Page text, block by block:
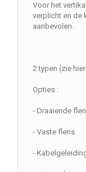
Voor het
verplicht en de
aanbevolen.
2 typen (zie
Opties :
- Draaiende
- Vaste flens
-